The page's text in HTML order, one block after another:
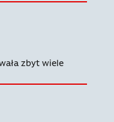
zbyt wiele